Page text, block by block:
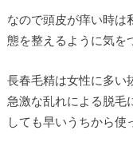
なので頭皮が痒い時は
態を整えるように気を
長春毛精は女性に多い
急激な乱れによる脱毛
しても早いうちから使